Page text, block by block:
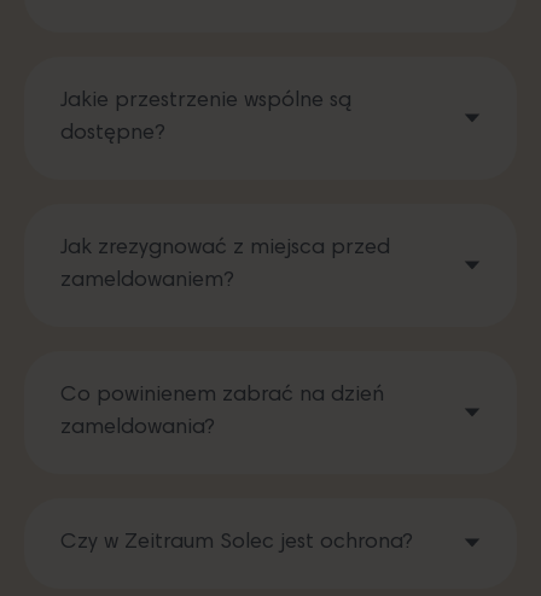
Jakie przestrzenie wspólne są
dostępne?
Jak zrezygnować z miejsca przed
zameldowaniem?
Co powinienem zabrać na dzień
zameldowania?
Czy w Zeitraum Solec jest ochrona?